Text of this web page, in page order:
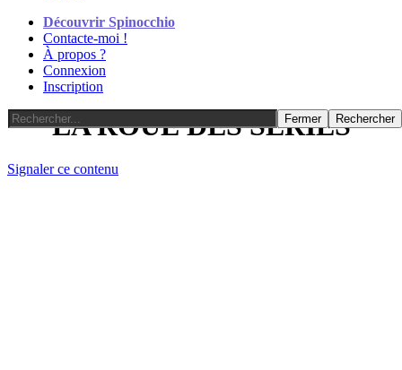
Découvrir Spinocchio
Contacte-moi !
À propos ?
Connexion
Inscription
Fermer Rechercher
LA ROUE DES SERIES
Signaler ce contenu